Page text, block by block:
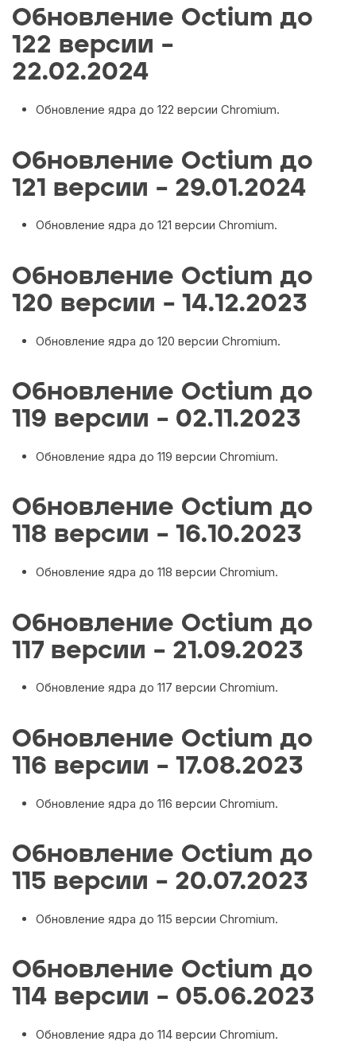
Обновление Octium до
122 версии –
22.02.2024
Обновление ядра до 122 версии Chromium.
Обновление Octium до
121 версии – 29.01.2024
Обновление ядра до 121 версии Chromium.
Обновление Octium до
120 версии – 14.12.2023
Обновление ядра до 120 версии Chromium.
Обновление Octium до
119 версии – 02.11.2023
Обновление ядра до 119 версии Chromium.
Обновление Octium до
118 версии – 16.10.2023
Обновление ядра до 118 версии Chromium.
Обновление Octium до
117 версии – 21.09.2023
Обновление ядра до 117 версии Chromium.
Обновление Octium до
116 версии – 17.08.2023
Обновление ядра до 116 версии Chromium.
Обновление Octium до
115 версии – 20.07.2023
Обновление ядра до 115 версии Chromium.
Обновление Octium до
114 версии – 05.06.2023
Обновление ядра до 114 версии Chromium.